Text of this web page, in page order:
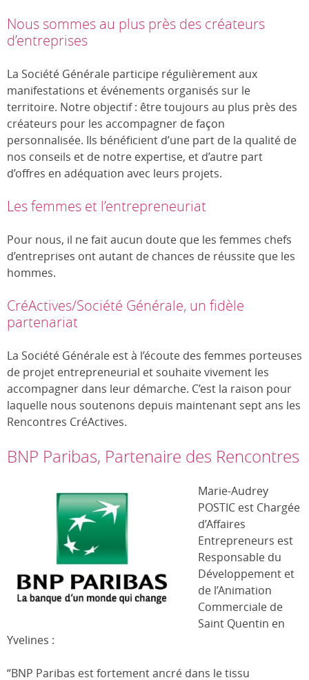
Nous sommes au plus près des créateurs
d’entreprises
La Société Générale participe régulièrement aux
manifestations et événements organisés sur le
territoire. Notre objectif : être toujours au plus près des
créateurs pour les accompagner de façon
personnalisée. Ils bénéficient d’une part de la qualité de
nos conseils et de notre expertise, et d’autre part
d’offres en adéquation avec leurs projets.
Les femmes et l’entrepreneuriat
Pour nous, il ne fait aucun doute que les femmes chefs
d’entreprises ont autant de chances de réussite que les
hommes.
CréActives/Société Générale, un fidèle
partenariat
La Société Générale est à l’écoute des femmes porteuses
de projet entrepreneurial et souhaite vivement les
accompagner dans leur démarche. C’est la raison pour
laquelle nous soutenons depuis maintenant sept ans les
Rencontres CréActives.
BNP Paribas, Partenaire des Rencontres
Marie-Audrey
POSTIC est Chargée
d’Affaires
Entrepreneurs est
Responsable du
Développement et
de l’Animation
Commerciale de
Saint Quentin en
Yvelines :
“BNP Paribas est fortement ancré dans le tissu